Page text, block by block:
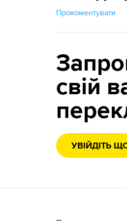
Прокоментувати
свій
УВІЙДІТЬ